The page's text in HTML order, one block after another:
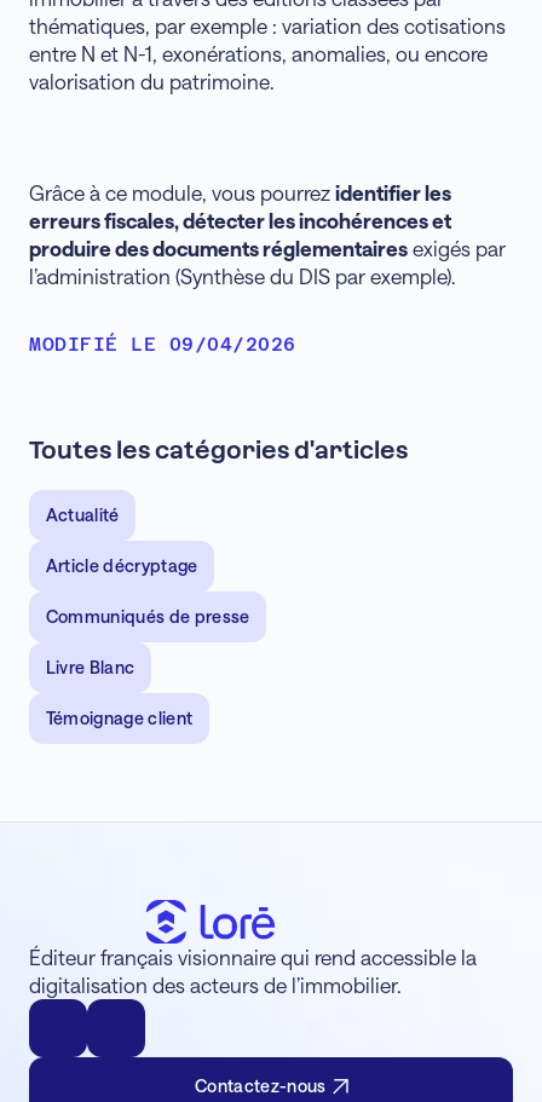
thématiques, par exemple : variation des cotisations
entre N et N-1, exonérations, anomalies, ou encore
valorisation du patrimoine.
Grâce à ce module, vous pourrez identifier les
erreurs fiscales, détecter les incohérences et
produire des documents réglementaires exigés par
l’administration (Synthèse du DIS par exemple).
MODIFIÉ LE 09/04/2026
Toutes les catégories d'articles
Actualité
Article décryptage
Communiqués de presse
Livre Blanc
Témoignage client
Éditeur français visionnaire qui rend accessible la
digitalisation des acteurs de l’immobilier.
Contactez-nous